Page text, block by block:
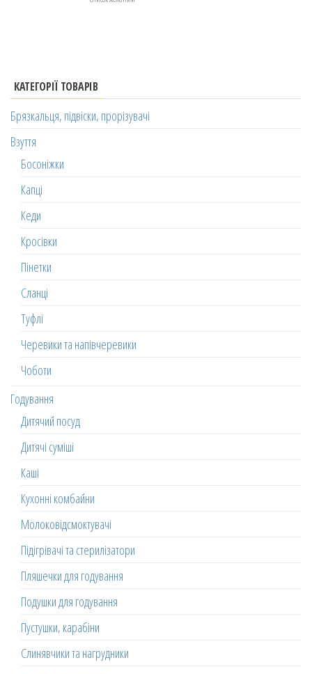
КАТЕГОРІЇ ТОВАРІВ
Брязкальця, підвіски, прорізувачі
Взуття
Босоніжки
Капці
Кеди
Кросівки
Пінетки
Сланці
Туфлі
Черевики та напівчеревики
Чоботи
Годування
Дитячий посуд
Дитячі суміші
Каші
Кухонні комбайни
Молоковідсмоктувачі
Підігрівачі та стерилізатори
Пляшечки для годування
Подушки для годування
Пустушки, карабіни
Слинявчики та нагрудники